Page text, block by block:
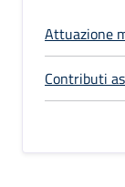
Attuazione
Contributi